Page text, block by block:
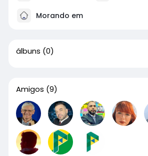
Morando em
álbuns (0)
Amigos (9)